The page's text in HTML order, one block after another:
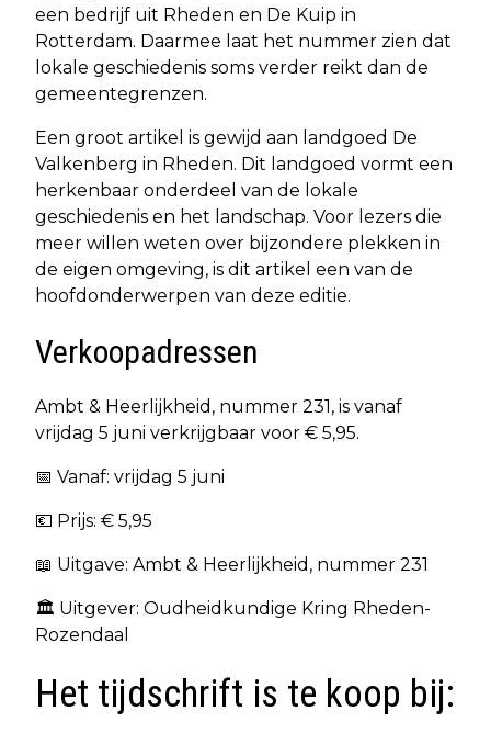
een bedrijf uit Rheden en De Kuip in
Rotterdam. Daarmee laat het nummer zien dat
lokale geschiedenis soms verder reikt dan de
gemeentegrenzen.
Een groot artikel is gewijd aan landgoed De
Valkenberg in Rheden. Dit landgoed vormt een
herkenbaar onderdeel van de lokale
geschiedenis en het landschap. Voor lezers die
meer willen weten over bijzondere plekken in
de eigen omgeving, is dit artikel een van de
hoofdonderwerpen van deze editie.
Verkoopadressen
Ambt & Heerlijkheid, nummer 231, is vanaf
vrijdag 5 juni verkrijgbaar voor € 5,95.
📅 Vanaf: vrijdag 5 juni
💶 Prijs: € 5,95
📖 Uitgave: Ambt & Heerlijkheid, nummer 231
🏛️ Uitgever: Oudheidkundige Kring Rheden-
Rozendaal
Het tijdschrift is te koop bij: